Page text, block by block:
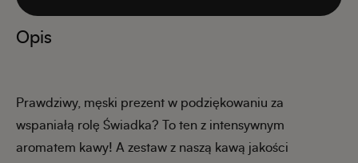
Opis
Prawdziwy, męski prezent w podziękowaniu za
wspaniałą rolę Świadka? To ten z intensywnym
aromatem kawy! A zestaw z naszą kawą jakości